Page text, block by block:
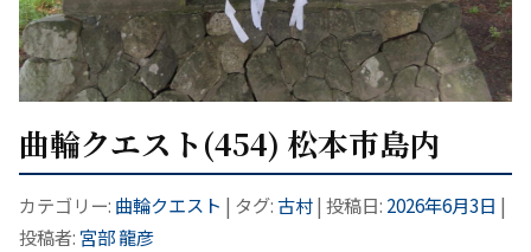
曲輪クエスト(454) 松本市島内
カテゴリー: 曲輪クエスト | タグ:古村| 投稿日: 2026年6月3日 |
投稿者: 宮部 龍彦